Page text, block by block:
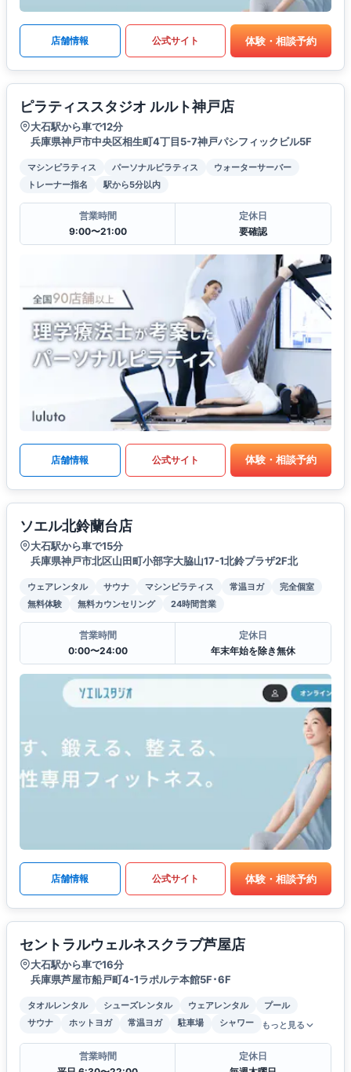
店舗情報 公式サイト 体験・相談予約
ピラティススタジオ ルルト神戸店
大石駅から車で12分
兵庫県神戸市中央区相生町4丁目5-7神戸パシフィックビル5F
マシンピラティス パーソナルピラティス
ウォーターサーバー
トレーナー指名
駅から5分以内
営業時間
9:00〜21:00
定休日
要確認
店舗情報 公式サイト 体験・相談予約
ソエル北鈴蘭台店
大石駅から車で15分
兵庫県神戸市北区山田町小部字大脇山17-1北鈴プラザ2F北
ウェアレンタル サウナ マシンピラティス 常温ヨガ
完全個室
無料体験
無料カウンセリング 24時間営業
営業時間
0:00〜24:00
定休日
年末年始を除き無休
店舗情報 公式サイト 体験・相談予約
セントラルウェルネスクラブ芦屋店
大石駅から車で16分
兵庫県芦屋市船戸町4-1ラポルテ本館5F･6F
タオルレンタル シューズレンタル ウェアレンタル
プール
サウナ
ホットヨガ 常温ヨガ 駐車場 シャワー もっと見る
営業時間
定休日